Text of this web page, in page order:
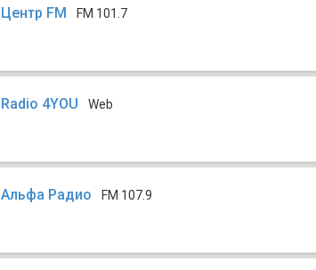
Центр FM FM 101.7
Radio 4YOU Web
Альфа Радио FM 107.9